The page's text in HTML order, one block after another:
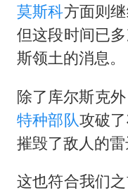
莫斯科方面则
但这段时间已
斯领土的消息。
除了库尔斯克
特种部队攻破了
摧毁了敌人的雷
这也符合我们